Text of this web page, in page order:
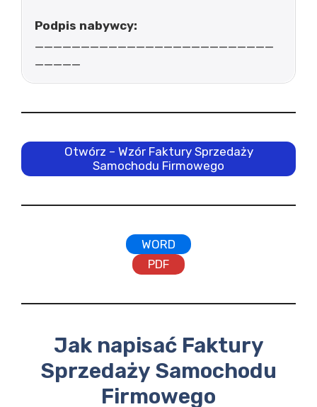
Podpis nabywcy:
__________________________
_____
Otwórz – Wzór Faktury Sprzedaży
Samochodu Firmowego
WORD
PDF
Jak napisać Faktury
Sprzedaży Samochodu
Firmowego